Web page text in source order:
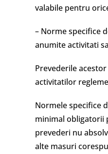
valabile pentru
– Norme specifice
anumite activitati
Prevederile
activitatilor
Normele specifice
minimal obligatorii
prevederi nu
alte masuri